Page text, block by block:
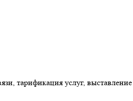
тарификация услуг,